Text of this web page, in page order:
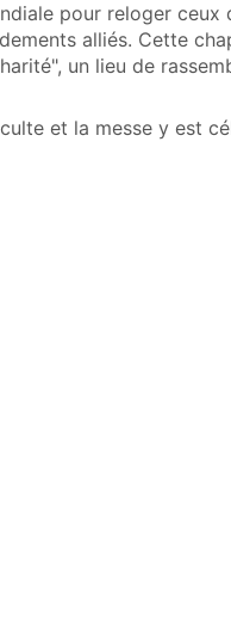
pour reloger ceux
alliés. Cette
un lieu de
et la messe y est